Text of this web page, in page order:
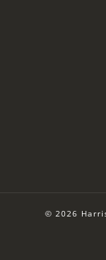
© 2026